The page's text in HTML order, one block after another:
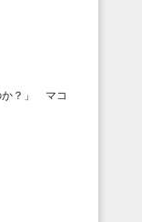
か？」 マコ